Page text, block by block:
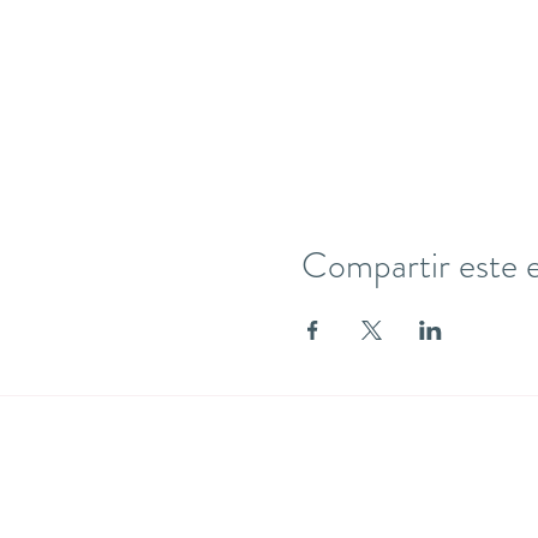
Compartir este